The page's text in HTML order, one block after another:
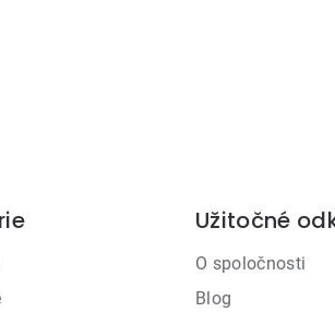
Užitočné
O spoločnosti
Blog